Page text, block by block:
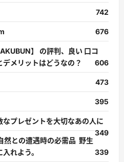
742
676
】 の評判、良い 口コ
メリットはどうなの？
606
473
395
プレゼントを大切なあの人に
349
然との遭遇時の必需品 野生
れよう。
339